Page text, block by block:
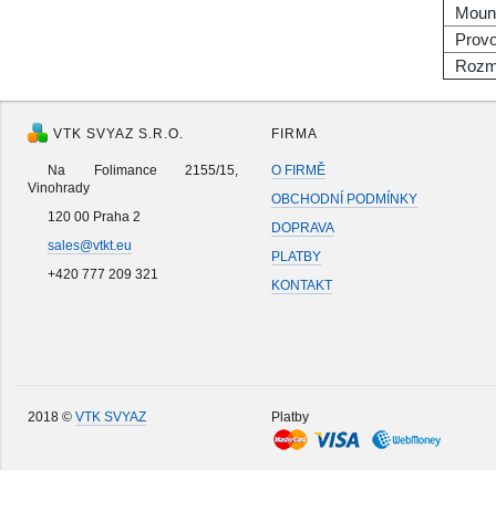
VTK SVYAZ S.R.O.
Na Folimance 2155/15,
Vinohrady
120 00 Praha 2
sales@vtkt.eu
+420 777 209 321
FIRMA
O FIRMĚ
OBCHODNÍ PODMÍNKY
DOPRAVA
PLATBY
KONTAKT
2018 © VTK SVYAZ Platby